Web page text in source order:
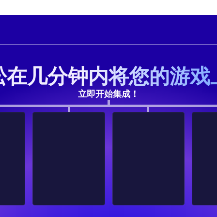
在几分钟内将您的游戏
立即开始集成！